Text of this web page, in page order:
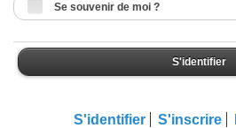
Se souvenir de moi ?
S'identifier
S'identifier S'inscrire